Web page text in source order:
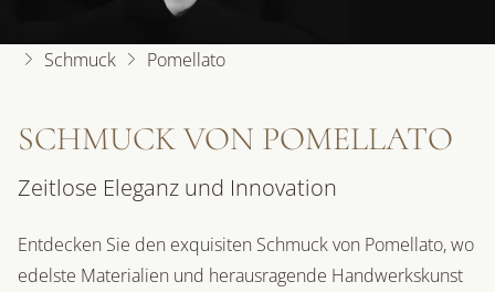
Schmuck Pomellato
SCHMUCK VON POMELLATO
Zeitlose Eleganz und Innovation
Entdecken Sie den exquisiten Schmuck von Pomellato, wo
edelste Materialien und herausragende Handwerkskunst